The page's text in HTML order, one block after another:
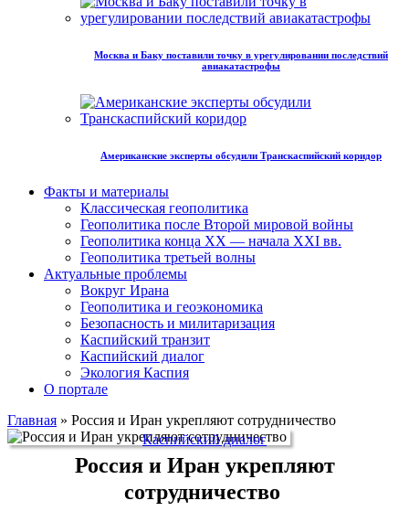
Москва и Баку поставили точку в урегулировании последствий
авиакатастрофы
Американские эксперты обсудили Транскаспийский коридор
Факты и материалы
Классическая геополитика
Геополитика после Второй мировой войны
Геополитика конца XX — начала XXI вв.
Геополитика третьей волны
Актуальные проблемы
Вокруг Ирана
Геополитика и геоэкономика
Безопасность и милитаризация
Каспийский транзит
Каспийский диалог
Экология Каспия
О портале
Главная » Россия и Иран укрепляют сотрудничество
Каспийский диалог
Россия и Иран укрепляют
сотрудничество